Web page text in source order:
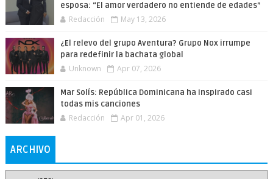
esposa: “El amor verdadero no entiende de edades”
Redacción May 13, 2026
¿El relevo del grupo Aventura? Grupo Nox irrumpe
para redefinir la bachata global
Unknown Apr 07, 2026
Mar Solís: República Dominicana ha inspirado casi
todas mis canciones
Redacción Apr 01, 2026
ARCHIVO